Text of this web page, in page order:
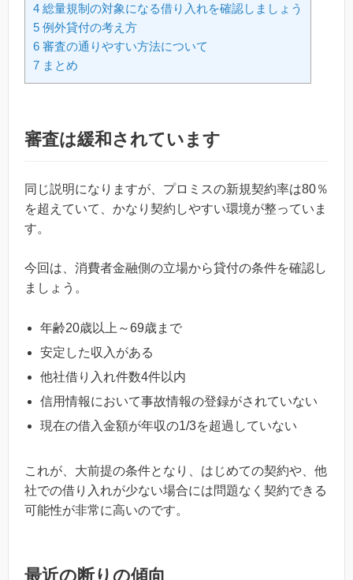
4 総量規制の対象になる借り入れを確認しましょう
5 例外貸付の考え方
6 審査の通りやすい方法について
7 まとめ
審査は緩和されています
同じ説明になりますが、プロミスの新規契約率は80％
を超えていて、かなり契約しやすい環境が整っていま
す。
今回は、消費者金融側の立場から貸付の条件を確認し
ましょう。
年齢20歳以上～69歳まで
安定した収入がある
他社借り入れ件数4件以内
信用情報において事故情報の登録がされていない
現在の借入金額が年収の1/3を超過していない
これが、大前提の条件となり、はじめての契約や、他
社での借り入れが少ない場合には問題なく契約できる
可能性が非常に高いのです。
最近の断りの傾向